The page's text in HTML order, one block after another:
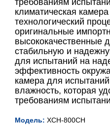
1000л
требованиям
климатическая
технологический
оригинальные
высококачественные
стабильную и
для испытаний на
эффективность
камера для
влажность, которая
требованиям
Модель: XCH-800CH